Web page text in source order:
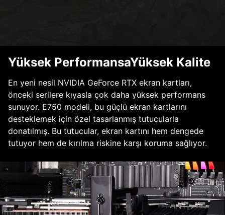
Yüksek PerformansaYüksek Kalite
En yeni nesil NVIDIA GeForce RTX ekran kartları,
önceki serilere kıyasla çok daha yüksek performans
sunuyor. E750 modeli, bu güçlü ekran kartlarını
desteklemek için özel tasarlanmış tutucularla
donatılmış. Bu tutucular, ekran kartını hem dengede
tutuyor hem de kırılma riskine karşı koruma sağlıyor.